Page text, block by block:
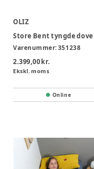
OLIZ
Varenummer:351238
2.399,00 kr.
Ekskl. moms
Online